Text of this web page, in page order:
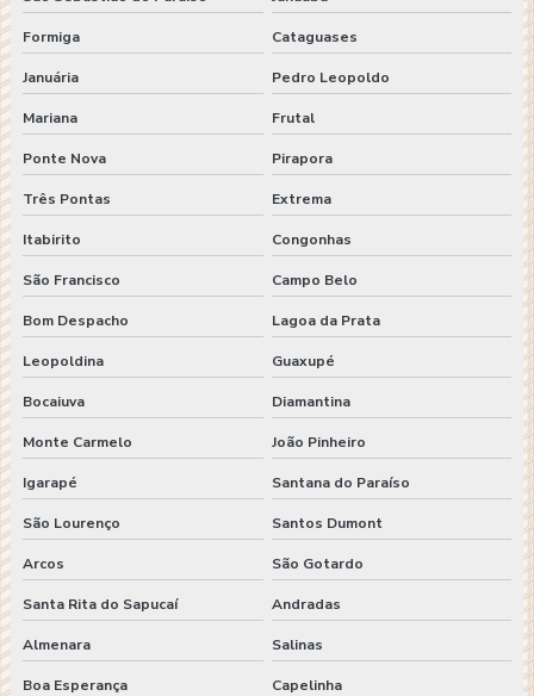
Formiga Cataguases
Januária Pedro Leopoldo
Mariana Frutal
Ponte Nova Pirapora
Três Pontas Extrema
Itabirito Congonhas
São Francisco Campo Belo
Bom Despacho Lagoa da Prata
Leopoldina Guaxupé
Bocaiuva Diamantina
Monte Carmelo João Pinheiro
Igarapé Santana do Paraíso
São Lourenço Santos Dumont
Arcos São Gotardo
Santa Rita do Sapucaí Andradas
Almenara Salinas
Boa Esperança Capelinha